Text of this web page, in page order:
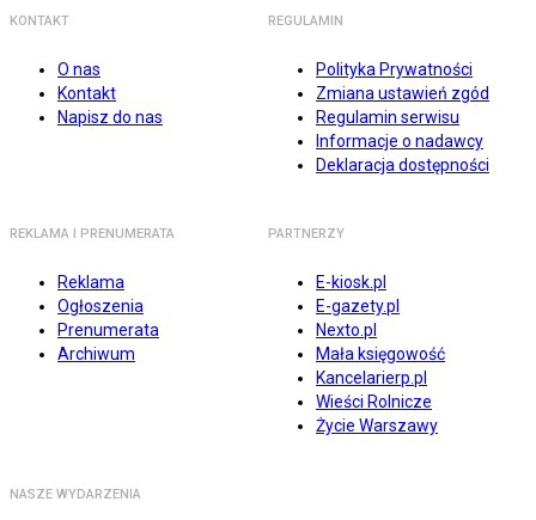
KONTAKT
O nas
Kontakt
Napisz do nas
REGULAMIN
Polityka Prywatności
Zmiana ustawień zgód
Regulamin serwisu
Informacje o nadawcy
Deklaracja dostępności
REKLAMA I PRENUMERATA
Reklama
Ogłoszenia
Prenumerata
Archiwum
PARTNERZY
E-kiosk.pl
E-gazety.pl
Nexto.pl
Mała księgowość
Kancelarierp.pl
Wieści Rolnicze
Życie Warszawy
NASZE WYDARZENIA